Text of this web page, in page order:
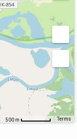
500 m Terms